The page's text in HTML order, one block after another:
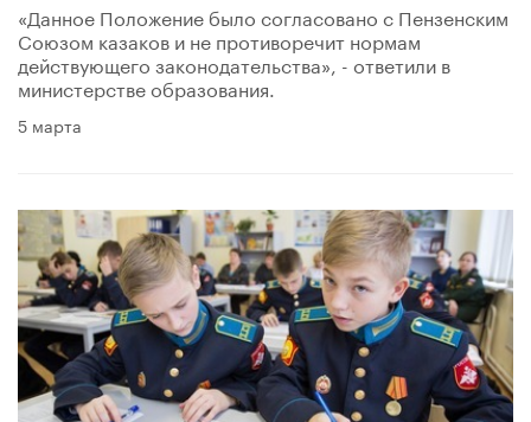
«Данное Положение было согласовано с Пензенским
Союзом казаков и не противоречит нормам
действующего законодательства», - ответили в
министерстве образования.
5 марта